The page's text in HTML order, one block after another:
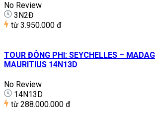
No Review
3N2Đ
từ 3.950.000 đ
TOUR ĐÔNG PHI: SEYCHELLES –
MAURITIUS 14N13D
No Review
14N13D
từ 288.000.000 đ